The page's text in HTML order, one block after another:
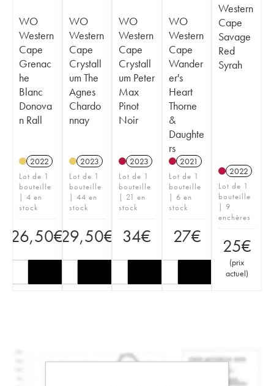
WO
Western
Cape
Grenac
he
Blanc
Donova
n Rall
2022
Lot de 1
bouteille
| 4 en
stock
26,50€
WO
Western
Cape
Crystall
um The
Agnes
Chardo
nnay
2023
Lot de 1
bouteille
| 44 en
stock
29,50€
WO
Western
Cape
Crystall
um Peter
Max
Pinot
Noir
2023
Lot de 1
bouteille
| 21 en
stock
34€
WO
Western
Cape
Wander
er's
Heart
Thorne
&
Daughte
rs
2021
Lot de 1
bouteille
| 6 en
stock
27€
Western
Cape
Savage
Red
Syrah
2022
Lot de 1
bouteille
| 9
enchères
25€
(prix
actuel)